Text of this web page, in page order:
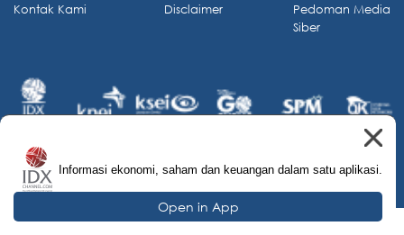
Kontak Kami
Disclaimer
Pedoman Media
Siber
© 2026 IDX Channel. All Rights Reserved.
Informasi ekonomi, saham dan keuangan dalam satu aplikasi.
Open in App